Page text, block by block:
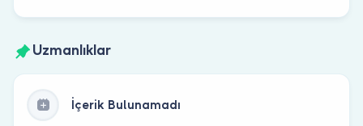
Uzmanlıklar
İçerik Bulunamadı